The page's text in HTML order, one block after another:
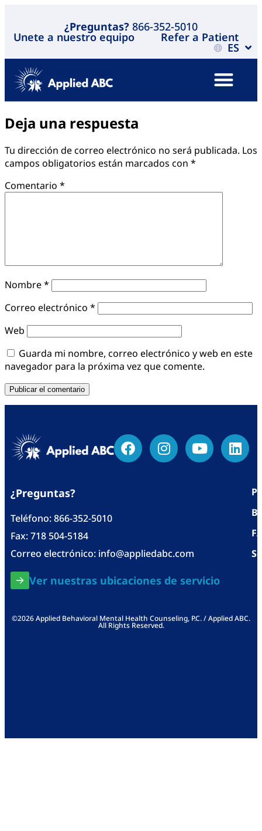
¿Preguntas? 866-352-5010
Unete a nuestro equipo Refer a Patient
ES
Deja una respuesta
Tu dirección de correo electrónico no será publicada. Los
campos obligatorios están marcados con *
Comentario *
Nombre*
Correo electrónico *
Web
Guarda mi nombre, correo electrónico y web en este
navegador para la próxima vez que comente.
¿Preguntas?
Teléfono:866-352-5010
Fax: 718 504-5184
Correo electrónico: info@appliedabc.com
Ver nuestras ubicaciones de servicio
©2026 Applied Behavioral Mental Health Counseling, P.C. / Applied ABC.
All Rights Reserved.